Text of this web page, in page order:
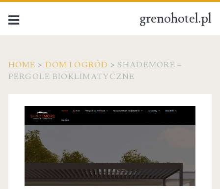
grenohotel.pl
HOME > DOM I OGRÓD >SHADEMORE –
PERGOLE BIOKLIMATYCZNE